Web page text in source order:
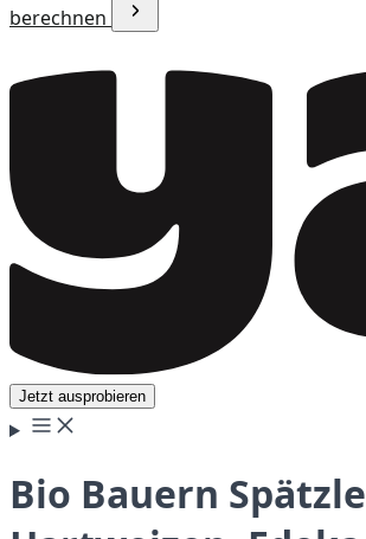
berechnen
Jetzt ausprobieren
Bio Bauern Spätzle